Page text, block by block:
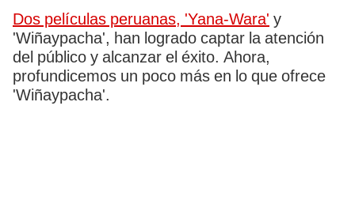
Dos películas peruanas, 'Yana-Wara' y
'Wiñaypacha', han logrado captar la atención
del público y alcanzar el éxito. Ahora,
profundicemos un poco más en lo que ofrece
'Wiñaypacha'.